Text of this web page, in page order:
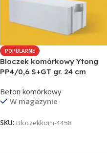
POPULARNE
Bloczek komórkowy Ytong
PP4/0,6 S+GT gr. 24 cm
Beton komórkowy
W magazynie
SKU: Bloczekkom-4458